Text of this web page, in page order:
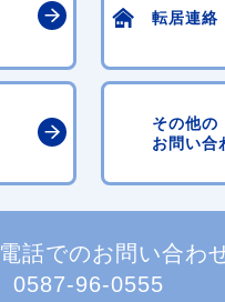
転居連絡
その他の
お問い合
電話でのお問い合わ
0587-96-0555